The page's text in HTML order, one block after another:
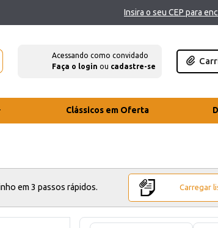
Insira o seu CEP para
Acessando como convidado
Faça o login ou cadastre-se
Clássicos em Oferta
em 3 passos rápidos. Carregar